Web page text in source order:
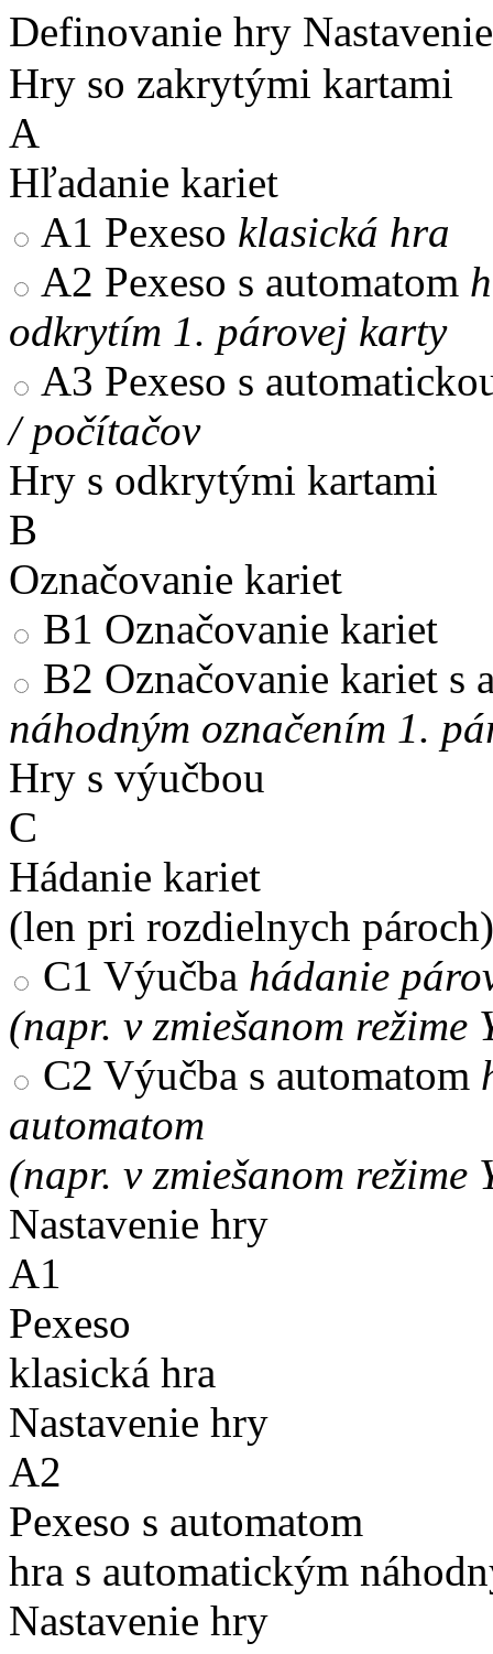
Definovanie hry
Hry so zakrytými kartami
A
Hľadanie kariet
A1 Pexeso klasická hra
A2 Pexeso s automatom
odkrytím 1. párovej karty
A3 Pexeso s
/ počítačov
Hry s odkrytými kartami
B
Označovanie kariet
B1 Označovanie kariet
B2 Označovanie kariet s
náhodným označením 1.
Hry s výučbou
C
Hádanie kariet
(len pri rozdielnych pároch)
C1 Výučba hádanie
(napr. v zmiešanom režime
C2 Výučba s automatom
automatom
(napr. v zmiešanom režime
Nastavenie hry
A1
Pexeso
klasická hra
Nastavenie hry
A2
Pexeso s automatom
hra s automatickým
Nastavenie hry